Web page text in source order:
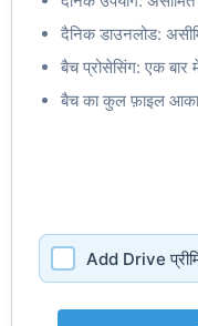
दैनिक डाउनलोड:
बैच प्रोसेसिंग: एक
बैच का कुल फ़ाइल
Add Drive